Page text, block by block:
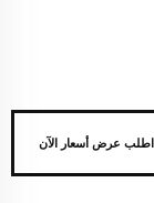
اطلب عرض أسعار الآن